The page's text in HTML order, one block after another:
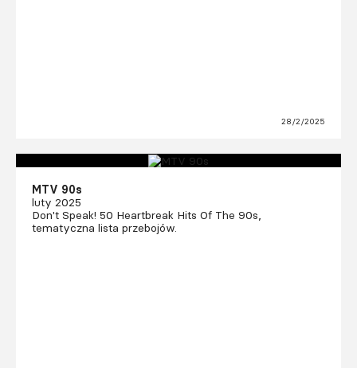
28/2/2025
MTV 90s
luty 2025
Don't Speak! 50 Heartbreak Hits Of The 90s,
tematyczna lista przebojów.